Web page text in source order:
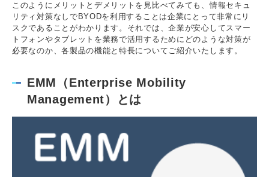
このようにメリットとデメリットを見比べてみても、情報セキュ
リティ対策なしでBYODを利用することは企業にとって非常にリ
スクであることがわかります。それでは、企業が安心してスマー
トフォンやタブレットを業務で活用するためにどのような対策が
必要なのか、各製品の機能と特長についてご紹介いたします。
EMM（Enterprise Mobility
Management）とは